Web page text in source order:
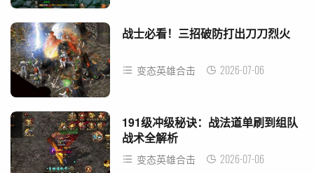
战士必看！三招破防打出刀刀烈火
变态英雄合击 2026-07-06
191级冲级秘诀：战法道单刷到组队
战术全解析
变态英雄合击 2026-07-06